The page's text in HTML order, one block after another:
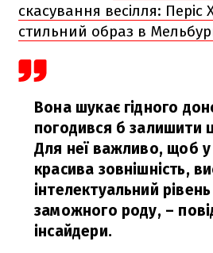
скасування весілля: Періс
стильний образ в
Вона шукає гідного
погодився б залишити
Для неї важливо, щоб
красива зовнішність,
інтелектуальний
заможного роду, –
інсайдери.